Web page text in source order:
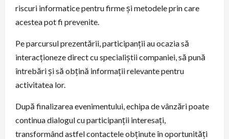
riscuri informatice pentru firme și metodele prin care
acestea pot fi prevenite.
Pe parcursul prezentării, participanții au ocazia să
interacționeze direct cu specialiștii companiei, să pună
întrebări și să obțină informații relevante pentru
activitatea lor.
După finalizarea evenimentului, echipa de vânzări poate
continua dialogul cu participanții interesați,
transformând astfel contactele obținute în oportunități